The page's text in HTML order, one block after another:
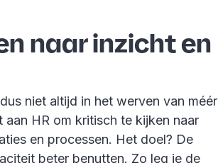
naar inzicht en
niet altijd in het werven van méér
HR om kritisch te kijken naar
en processen. Het doel? De
beter benutten. Zo leg je de